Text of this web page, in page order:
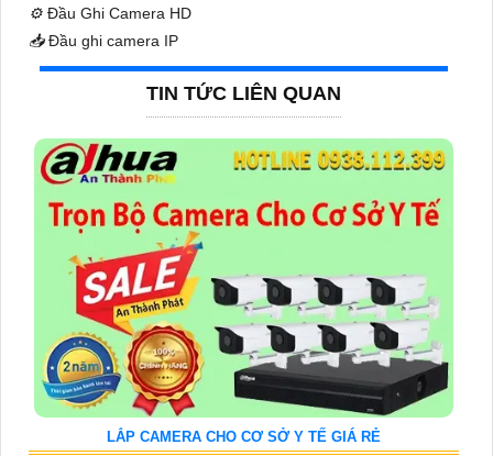
⚙️ Đầu Ghi Camera HD
📥Đầu ghi camera IP
TIN TỨC LIÊN QUAN
LẮP CAMERA CHO CƠ SỞ Y TẾ GIÁ RẺ